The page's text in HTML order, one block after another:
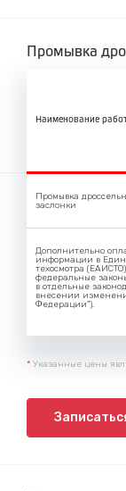
Промывка
Наименование
Промывка
заслонки
Дополнительно
информации в
техосмотра
федеральные
в отдельные
внесении
Федерации").
* Указанные цены